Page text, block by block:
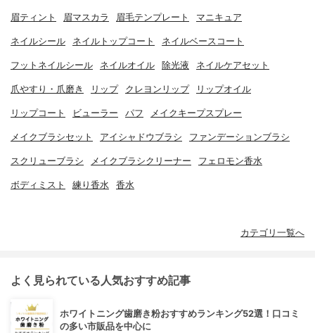
眉ティント 眉マスカラ 眉毛テンプレート マニキュア
ネイルシール ネイルトップコート ネイルベースコート
フットネイルシール ネイルオイル 除光液 ネイルケアセット
爪やすり・爪磨き リップ クレヨンリップ リップオイル
リップコート ビューラー パフ メイクキープスプレー
メイクブラシセット アイシャドウブラシ ファンデーションブラシ
スクリューブラシ メイクブラシクリーナー フェロモン香水
ボディミスト 練り香水 香水
カテゴリ一覧へ
よく見られている人気おすすめ記事
ホワイトニング歯磨き粉おすすめランキング52選！口コミ
の多い市販品を中心に